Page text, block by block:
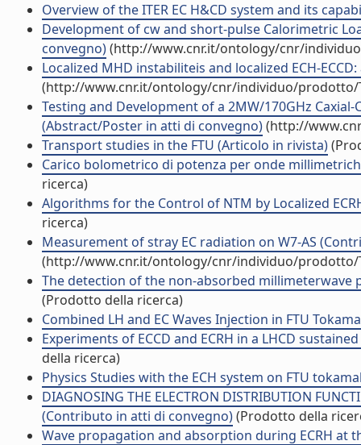
Overview of the ITER EC H&CD system and its
Development of cw and short-pulse Calorimetric
convegno)(http://www.cnr.it/ontology/cnr/
Localized MHD instabiliteis and localized ECH-
(http://www.cnr.it/ontology/cnr/individuo/prodotto/
Testing and Development of a 2MW/170GHz
(Abstract/Poster in atti di convegno)(http://
Transport studies in the FTU (Articolo in rivista)
Carico bolometrico di potenza per onde
ricerca)
Algorithms for the Control of NTM by Localized
ricerca)
Measurement of stray EC radiation on W7-AS
(http://www.cnr.it/ontology/cnr/individuo/prodotto/
The detection of the non-absorbed
(Prodotto della ricerca)
Combined LH and EC Waves Injection in FTU
Experiments of ECCD and ECRH in a LHCD
della ricerca)
Physics Studies with the ECH system on FTU
DIAGNOSING THE ELECTRON DISTRIBUTION
(Contributo in atti di convegno)(Prodotto della
Wave propagation and absorption during ECRH at